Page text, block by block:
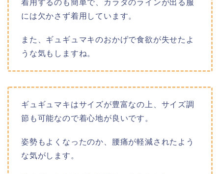
着用するのも簡単で、カラダのラインが出る服
には欠かさず着用しています。
また、ギュギュマキのおかげで食欲が失せたよ
うな気もしますね。
ギュギュマキはサイズが豊富なの上、サイズ調
節も可能なので着心地が良いです。
姿勢もよくなったのか、腰痛が軽減されたよう
な気がします。